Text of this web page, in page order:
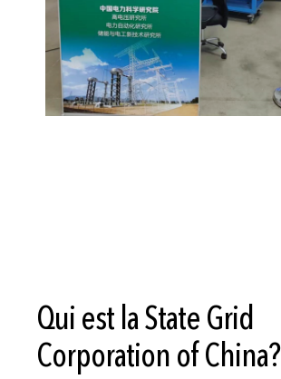
Qui est la State Grid
Corporation of China?